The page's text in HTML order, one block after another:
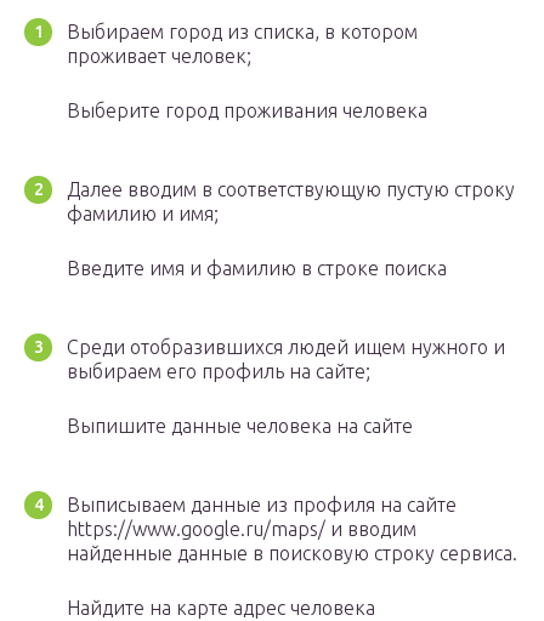
Выбираем город из списка, в котором
проживает человек;
Выберите город проживания человека
Далее вводим в соответствующую пустую строку
фамилию и имя;
Введите имя и фамилию в строке поиска
Среди отобразившихся людей ищем нужного и
выбираем его профиль на сайте;
Выпишите данные человека на сайте
Выписываем данные из профиля на сайте
https://www.google.ru/maps/ и вводим
найденные данные в поисковую строку сервиса.
Найдите на карте адрес человека